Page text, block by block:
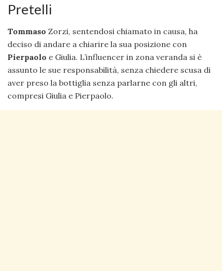
Pretelli
Tommaso Zorzi, sentendosi chiamato in causa, ha
deciso di andare a chiarire la sua posizione con
Pierpaolo e Giulia. L’influencer in zona veranda si è
assunto le sue responsabilità, senza chiedere scusa di
aver preso la bottiglia senza parlarne con gli altri,
compresi Giulia e Pierpaolo.